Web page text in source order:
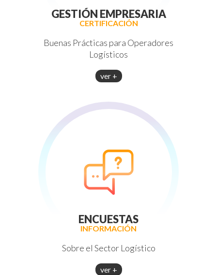
GESTIÓN EMPRESARIA
CERTIFICACIÓN
Buenas Prácticas para Operadores
Logísticos
ver +
ENCUESTAS
INFORMACIÓN
Sobre el Sector Logístico
ver +